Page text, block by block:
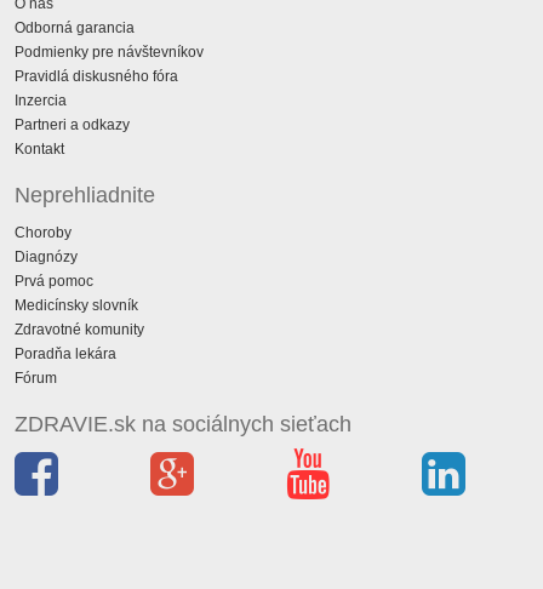
O nás
Odborná garancia
Podmienky pre návštevníkov
Pravidlá diskusného fóra
Inzercia
Partneri a odkazy
Kontakt
Neprehliadnite
Choroby
Diagnózy
Prvá pomoc
Medicínsky slovník
Zdravotné komunity
Poradňa lekára
Fórum
ZDRAVIE.sk na sociálnych sieťach